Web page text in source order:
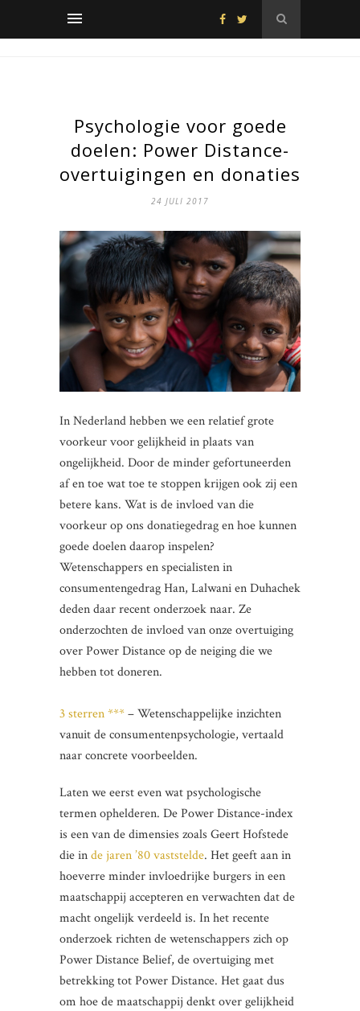
Psychologie voor goede
doelen: Power Distance-
overtuigingen en donaties
24 JULI 2017
In Nederland hebben we een relatief grote
voorkeur voor gelijkheid in plaats van
ongelijkheid. Door de minder gefortuneerden
af en toe wat toe te stoppen krijgen ook zij een
betere kans. Wat is de invloed van die
voorkeur op ons donatiegedrag en hoe kunnen
goede doelen daarop inspelen?
Wetenschappers en specialisten in
consumentengedrag Han, Lalwani en Duhachek
deden daar recent onderzoek naar. Ze
onderzochten de invloed van onze overtuiging
over Power Distance op de neiging die we
hebben tot doneren.
3 sterren ***– Wetenschappelijke inzichten
vanuit de consumentenpsychologie, vertaald
naar concrete voorbeelden.
Laten we eerst even wat psychologische
termen ophelderen. De Power Distance-index
is een van de dimensies zoals Geert Hofstede
die inde jaren ’80 vaststelde. Het geeft aan in
hoeverre minder invloedrijke burgers in een
maatschappij accepteren en verwachten dat de
macht ongelijk verdeeld is. In het recente
onderzoek richten de wetenschappers zich op
Power Distance Belief, de overtuiging met
betrekking tot Power Distance. Het gaat dus
om hoe de maatschappij denkt over gelijkheid